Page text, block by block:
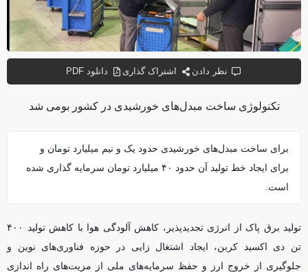
تکنولوژی ساخت مبدل‌های خورشیدی در کشور بومی شد
برای ساخت مبدل‌های خورشیدی حدود یک و نیم میلیارد تومان و
برای ایجاد خط تولید آن حدود ۴۰ میلیارد تومان سرمایه گذاری شده
است.
تولید برق پاک از انرژی تجدیدپذیر، کاهش آلودگی هوا با کاهش تولید ۴۰۰
تن دی اکسید کربن، ایجاد اشتغال زایی در حوزه فناوری‌های نوین و
جلوگیری از خروج ارز و حفظ سرمایه‌های ملی از مزیت‌های راه اندازی
نظر دادن اشتراک گذاری دانلود PDF